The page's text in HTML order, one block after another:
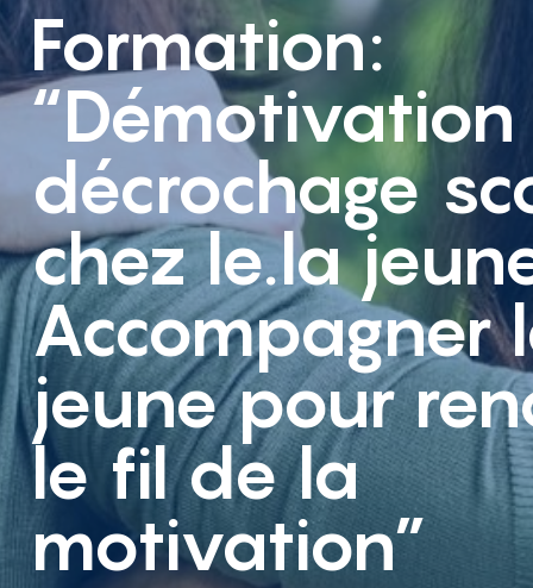
Formation:
décrochage
chez le.la
Accompagner
jeune pour
le fil de la
motivation”